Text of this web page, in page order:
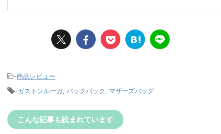
-商品レビュー
-ガストンルーガ バックパック マザーズバッグ
こんな記事も読まれています